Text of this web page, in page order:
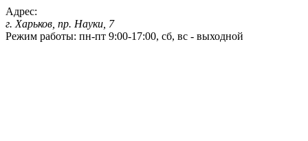
Адрес:
г. Харьков, пр. Науки, 7
Режим работы: пн-пт 9:00-17:00, сб, вс - выходной